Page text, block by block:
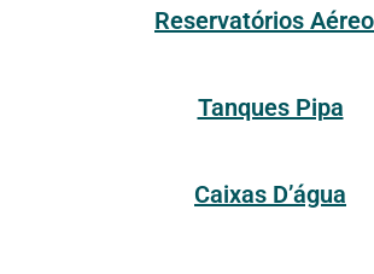
Reservatórios
Tanques Pipa
Caixas D’água